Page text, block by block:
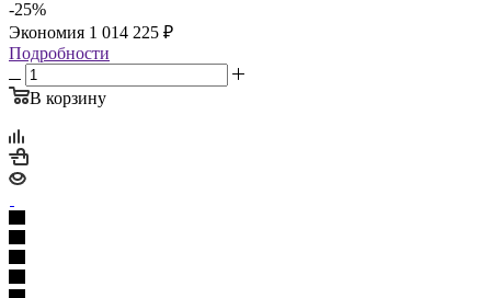
-25%
Экономия 1 014 225 ₽
Подробности
В корзину